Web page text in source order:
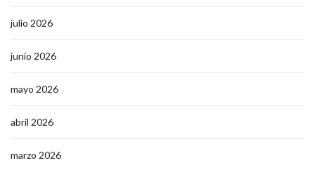
julio 2026
junio 2026
mayo 2026
abril 2026
marzo 2026